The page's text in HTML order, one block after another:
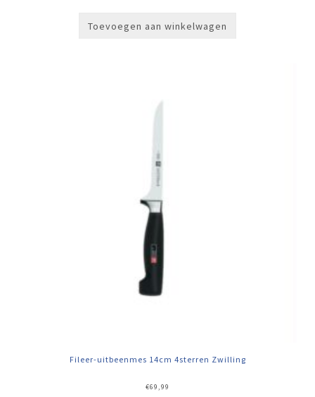
Toevoegen aan winkelwagen
Fileer-uitbeenmes 14cm 4sterren Zwilling
€69,99